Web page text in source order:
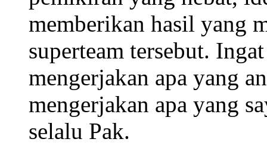
memberikan hasil yang
superteam tersebut.
mengerjakan apa yang
mengerjakan apa yang
selalu Pak.